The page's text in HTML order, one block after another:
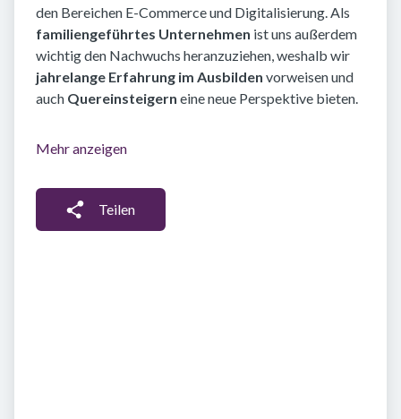
den Bereichen E-Commerce und Digitalisierung. Als
familiengeführtes Unternehmen ist uns außerdem
wichtig den Nachwuchs heranzuziehen, weshalb wir
jahrelange Erfahrung im Ausbilden vorweisen und
auch Quereinsteigern eine neue Perspektive bieten.
Mehr anzeigen
Teilen